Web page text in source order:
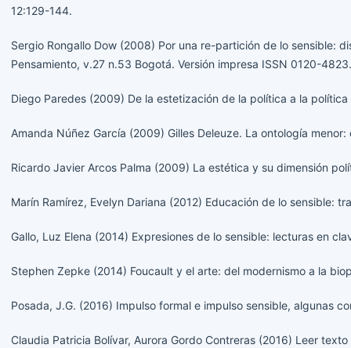
12:129-144.
Sergio Rongallo Dow (2008) Por una re-partición de lo sensible:
Pensamiento, v.27 n.53 Bogotá. Versión impresa ISSN 0120-4823.
Diego Paredes (2009) De la estetización de la política a la
Amanda Núñez García (2009) Gilles Deleuze. La ontología
Ricardo Javier Arcos Palma (2009) La estética y su dimensión
Marín Ramírez, Evelyn Dariana (2012) Educación de lo sensible:
Gallo, Luz Elena (2014) Expresiones de lo sensible: lecturas en
Stephen Zepke (2014) Foucault y el arte: del modernismo a la
Posada, J.G. (2016) Impulso formal e impulso sensible, algunas
Claudia Patricia Bolívar, Aurora Gordo Contreras (2016) Leer